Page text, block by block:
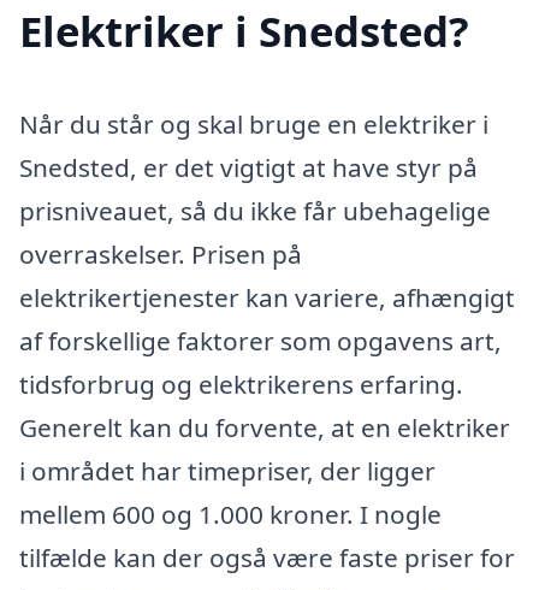
Elektriker i Snedsted?
Når du står og skal bruge en elektriker i
Snedsted, er det vigtigt at have styr på
prisniveauet, så du ikke får ubehagelige
overraskelser. Prisen på
elektrikertjenester kan variere, afhængigt
af forskellige faktorer som opgavens art,
tidsforbrug og elektrikerens erfaring.
Generelt kan du forvente, at en elektriker
i området har timepriser, der ligger
mellem 600 og 1.000 kroner. I nogle
tilfælde kan der også være faste priser for